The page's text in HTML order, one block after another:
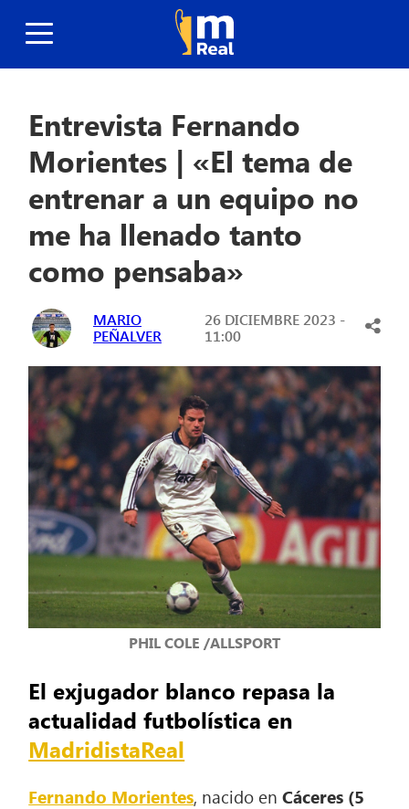
Entrevista Fernando
Morientes | «El tema de
entrenar a un equipo no
me ha llenado tanto
como pensaba»
MARIO
PEÑALVER
26 DICIEMBRE 2023 -
11:00
PHIL COLE /ALLSPORT
El exjugador blanco repasa la
actualidad futbolística en
MadridistaReal
Fernando Morientes, nacido enCáceres (5